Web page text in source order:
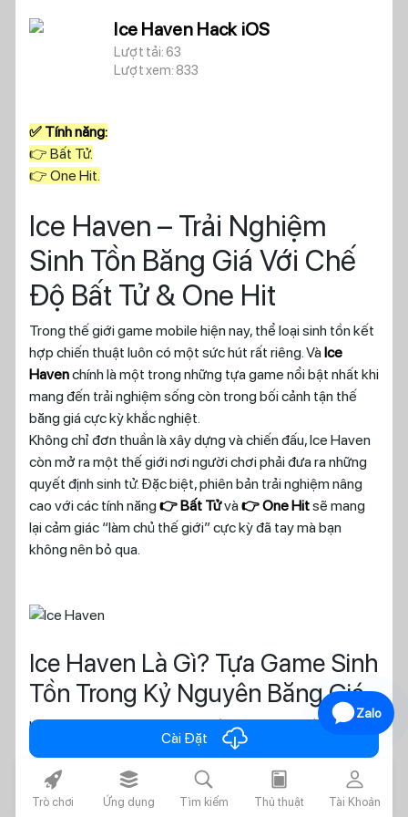
Ice Haven Hack iOS
Lượt tải: 63
Lượt xem: 833
✅ Tính năng:
👉 Bất Tử.
👉 One Hit.
Ice Haven – Trải Nghiệm
Sinh Tồn Băng Giá Với Chế
Độ Bất Tử & One Hit
Trong thế giới game mobile hiện nay, thể loại sinh tồn kết
hợp chiến thuật luôn có một sức hút rất riêng. Và Ice
Havenchính là một trong những tựa game nổi bật nhất khi
mang đến trải nghiệm sống còn trong bối cảnh tận thế
băng giá cực kỳ khắc nghiệt.
Không chỉ đơn thuần là xây dựng và chiến đấu, Ice Haven
còn mở ra một thế giới nơi người chơi phải đưa ra những
quyết định sinh tử. Đặc biệt, phiên bản trải nghiệm nâng
cao với các tính năng 👉 Bất Tửvà 👉 One Hitsẽ mang
lại cảm giác “làm chủ thế giới” cực kỳ đã tay mà bạn
không nên bỏ qua.
Ice Haven Là Gì? Tựa Game Sinh
Tồn Trong Kỷ Nguyên Băng Giá
Ice Haven là một tựa game chiến thuật – sinh tồn lấy bối
cảnh thế giới bị đóng băng hoàn toàn sau một thảm họa
toàn cầu. Nhân loại gần như bị xóa sổ, và những gì còn sót
lại chính là các nhóm người sống sót đang vật lộn giữa cái
Cài Đặt cloud_download
rocket_fill
Trò chơi
layers_alt_fill
Ứng dụng
search
Tìm kiếm
today
Thủ thuật
person
Tài Khoản
Zalo